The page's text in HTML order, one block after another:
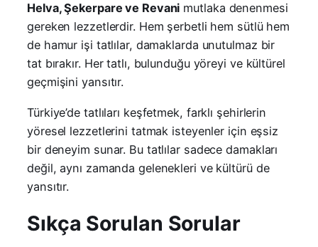
Helva, Şekerpare ve Revani mutlaka denenmesi
gereken lezzetlerdir. Hem şerbetli hem sütlü hem
de hamur işi tatlılar, damaklarda unutulmaz bir
tat bırakır. Her tatlı, bulunduğu yöreyi ve kültürel
geçmişini yansıtır.
Türkiye’de tatlıları keşfetmek, farklı şehirlerin
yöresel lezzetlerini tatmak isteyenler için eşsiz
bir deneyim sunar. Bu tatlılar sadece damakları
değil, aynı zamanda gelenekleri ve kültürü de
yansıtır.
Sıkça Sorulan Sorular